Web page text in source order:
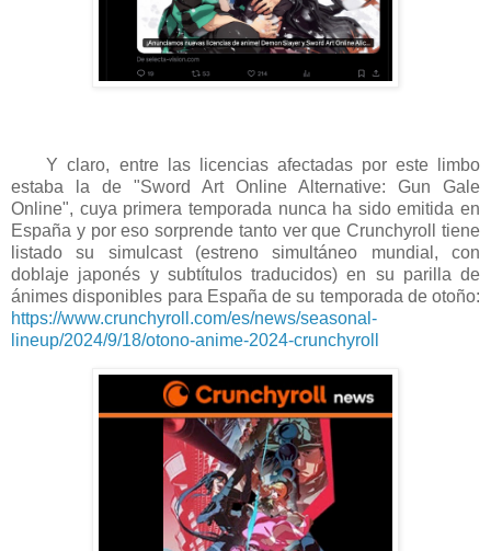
Y claro, entre las licencias afectadas por este limbo
estaba la de "Sword Art Online Alternative: Gun Gale
Online", cuya primera temporada nunca ha sido emitida en
España y por eso sorprende tanto ver que Crunchyroll tiene
listado su simulcast (estreno simultáneo mundial, con
doblaje japonés y subtítulos traducidos) en su parilla de
ánimes disponibles para España de su temporada de otoño:
https://www.crunchyroll.com/es/news/seasonal-
lineup/2024/9/18/otono-anime-2024-crunchyroll